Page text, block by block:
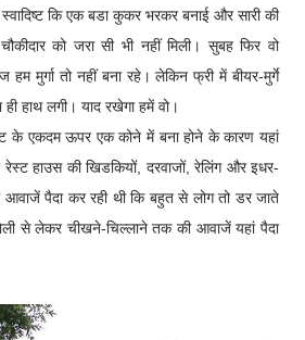
कि एक बडा कुकर भरकर बनाई और सारी की
को जरा सी भी नहीं मिली। सुबह फिर वो
मुर्गा तो नहीं बना रहे। लेकिन फ्री में बीयर-मुर्गे
हाथ लगी। याद रखेगा हमें वो।
के एकदम ऊपर एक कोने में बना होने के कारण यहां
हाउस की खिडकियों, दरवाजों, रेलिंग और इधर-
पैदा कर रही थी कि बहुत से लोग तो डर जाते
से लेकर चीखने-चिल्लाने तक की आवाजें यहां पैदा